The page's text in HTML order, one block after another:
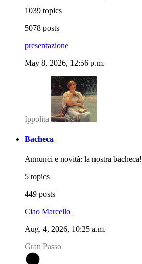
1039 topics
5078 posts
presentazione
May 8, 2026, 12:56 p.m.
Ippolita
Bacheca
Annunci e novità: la nostra bacheca!
5 topics
449 posts
Ciao Marcello
Aug. 4, 2026, 10:25 a.m.
Gran Passo